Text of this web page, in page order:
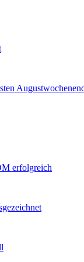
erfolgreich